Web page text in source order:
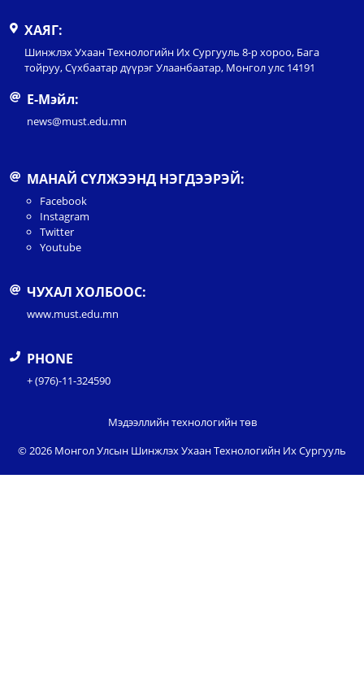
ХАЯГ:
Шинжлэх Ухаан Технологийн Их Сургууль 8-р хороо, Бага
тойруу, Сүхбаатар дүүрэг Улаанбаатар, Монгол улс 14191
Е-Мэйл:
news@must.edu.mn
МАНАЙ СҮЛЖЭЭНД НЭГДЭЭРЭЙ:
Facebook
Instagram
Twitter
Youtube
ЧУХАЛ ХОЛБООС:
www.must.edu.mn
PHONE
+ (976)-11-324590
Мэдээллийн технологийн төв
© 2026 Монгол Улсын Шинжлэх Ухаан Технологийн Их Сургууль